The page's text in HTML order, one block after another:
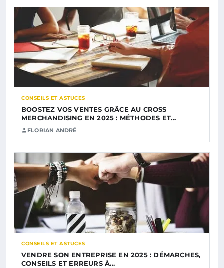
CONSEILS ET ASTUCES
BOOSTEZ VOS VENTES GRÂCE AU CROSS
MERCHANDISING EN 2025 : MÉTHODES ET…
FLORIAN ANDRÉ
CONSEILS ET ASTUCES
VENDRE SON ENTREPRISE EN 2025 : DÉMARCHES,
CONSEILS ET ERREURS À…